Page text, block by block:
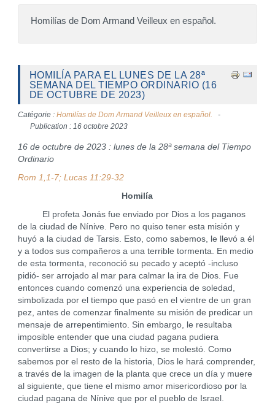
Homilías de Dom Armand Veilleux en español.
HOMILÍA PARA EL LUNES DE LA 28ª
SEMANA DEL TIEMPO ORDINARIO (16
DE OCTUBRE DE 2023)
Catégorie : Homilías de Dom Armand Veilleux en español.
Publication : 16 octobre 2023
16 de octubre de 2023 : lunes de la 28ª semana del Tiempo
Ordinario
Rom 1,1-7; Lucas 11:29-32
Homilía
El profeta Jonás fue enviado por Dios a los paganos
de la ciudad de Nínive. Pero no quiso tener esta misión y
huyó a la ciudad de Tarsis. Esto, como sabemos, le llevó a él
y a todos sus compañeros a una terrible tormenta. En medio
de esta tormenta, reconoció su pecado y aceptó -incluso
pidió- ser arrojado al mar para calmar la ira de Dios. Fue
entonces cuando comenzó una experiencia de soledad,
simbolizada por el tiempo que pasó en el vientre de un gran
pez, antes de comenzar finalmente su misión de predicar un
mensaje de arrepentimiento. Sin embargo, le resultaba
imposible entender que una ciudad pagana pudiera
convertirse a Dios; y cuando lo hizo, se molestó. Como
sabemos por el resto de la historia, Dios le hará comprender,
a través de la imagen de la planta que crece un día y muere
al siguiente, que tiene el mismo amor misericordioso por la
ciudad pagana de Nínive que por el pueblo de Israel.